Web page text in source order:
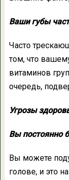
Ваши губы
Часто
том, что
витаминов
очередь,
Угрозы
Вы постоянно
Вы можете
голове, и это